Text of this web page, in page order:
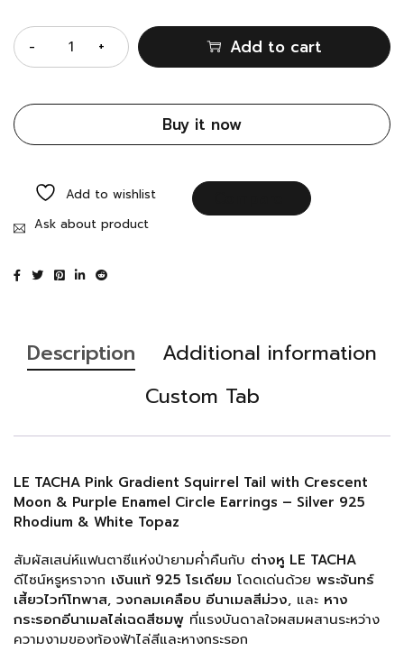
Add to cart
Buy it now
Add to wishlist
Ask about product
Description
Additional information
Custom Tab
LE TACHA Pink Gradient Squirrel Tail with Crescent
Moon & Purple Enamel Circle Earrings – Silver 925
Rhodium & White Topaz
สัมผัสเสน่ห์แฟนตาซีแห่งป่ายามค่ำคืนกับ ต่างหู LE TACHA
ดีไซน์หรูหราจาก เงินแท้ 925 โรเดียม โดดเด่นด้วย พระจันทร์
เสี้ยวไวท์โทพาส, วงกลมเคลือบ อีนาเมลสีม่วง, และ หาง
กระรอกอีนาเมลไล่เฉดสีชมพู ที่แรงบันดาลใจผสมผสานระหว่าง
ความงามของท้องฟ้าไล่สีและหางกระรอก